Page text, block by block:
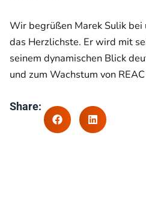
Wir begrüßen Marek Sulik bei
das Herzlichste. Er wird mit
seinem dynamischen Blick
und zum Wachstum von
Share: